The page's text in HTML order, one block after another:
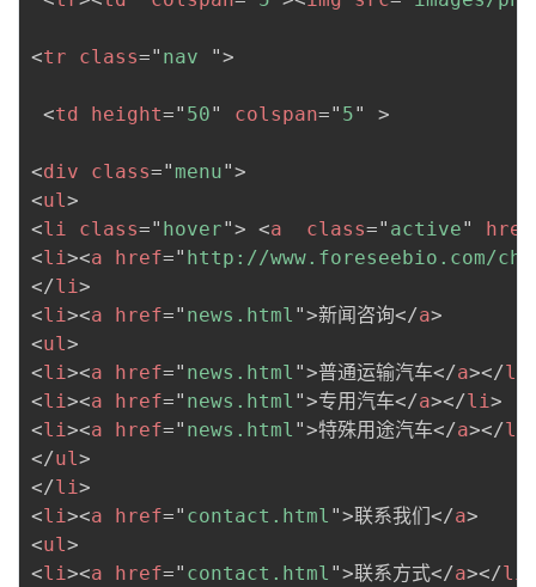
<tr class=" nav ">
<td height=" 50" colspan=" 5" >
<div class=" menu">
<ul>
<li class=" hover"> <a class=" active" href
<li><a href=" http://www.foreseebio.com/
</li>
<li><a href=" news.html ">新闻咨询</a>
<ul>
<li><a href=" news.html ">普通运输汽车</a></li
<li><a href=" news.html ">专用汽车</a></li>
<li><a href=" news.html ">特殊用途汽车</a></li
</ul>
</li>
<li><a href=" contact.html ">联系我们 </a>
<ul>
<li><a href=" contact.html ">联系方式</a></li